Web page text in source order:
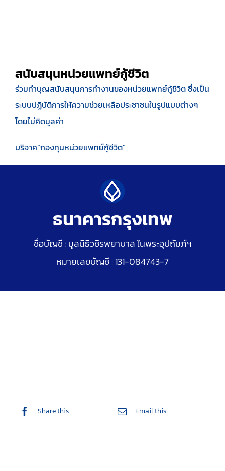
สนับสนุนหน่วยแพทย์กู้ชีวิต
ร่วมทำบุญสนับสนุนการทำงานของหน่วยแพทย์กู้ชีวิต ซึ่งเป็น
ระบบปฏิบัติการให้ความช่วยเหลือประชาชนในรูปแบบต่างๆ
โดยไม่คิดมูลค่า
บริจาค”กองทุนหน่วยแพทย์กู้ชีวิต”
ธนาคารกรุงเทพ
ชื่อบัญชี : มูลนิธิวชิรพยาบาล ในพระอุปถัมภ์ฯ
หมายเลขบัญชี : 131-084743-7
Share this Email this